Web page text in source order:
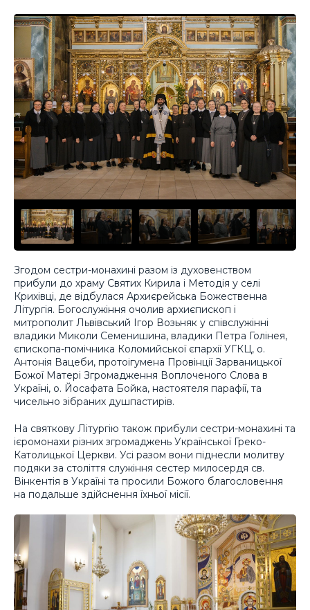
Згодом сестри-монахині разом із духовенством
прибули до храму Святих Кирила і Методія у селі
Крихівці, де відбулася Архиєрейська Божественна
Літургія. Богослужіння очолив архиєпископ і
митрополит Львівський Ігор Возьняк у співслужінні
владики Миколи Семенишина, владики Петра Голінея,
єпископа-помічника Коломийської єпархії УГКЦ, о.
Антонія Вацеби, протоігумена Провінції Зарваницької
Божої Матері Згромадження Воплоченого Слова в
Україні, о. Йосафата Бойка, настоятеля парафії, та
чисельно зібраних душпастирів.
На святкову Літургію також прибули сестри-монахині та
ієромонахи різних згромаджень Української Греко-
Католицької Церкви. Усі разом вони піднесли молитву
подяки за століття служіння сестер милосердя св.
Вінкентія в Україні та просили Божого благословення
на подальше здійснення їхньої місії.